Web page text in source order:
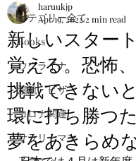
カテゴリー全て
Books
ウクライナ
渡航・ビザ
コロナ関連
サラリーマン
新しいスター
覚える。恐怖、
挑戦できない
環に打ち勝つ
夢をあきらめ
haruukjp
Apr 19, 20222 min read